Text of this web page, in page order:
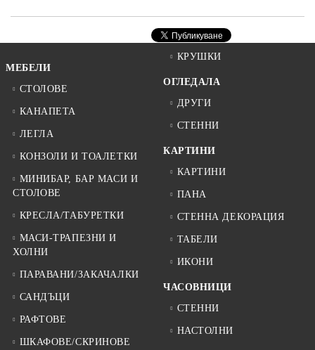
МЕБЕЛИ
СТОЛОВЕ
КАНАПЕТА
ЛЕГЛА
КОНЗОЛИ И ТОАЛЕТКИ
МИНИБАР, БАР МАСИ И
СТОЛОВЕ
КРЕСЛА/ТАБУРЕТКИ
МАСИ-ТРАПЕЗНИ И
ХОЛНИ
ПАРАВАНИ/ЗАКАЧАЛКИ
САНДЪЦИ
РАФТОВЕ
ШКАФОВЕ/СКРИНОВЕ
КРУШКИ
ОГЛЕДАЛА
ДРУГИ
СТЕННИ
КАРТИНИ
КАРТИНИ
ПАНА
СТЕННА ДЕКОРАЦИЯ
ТАБЕЛИ
ИКОНИ
ЧАСОВНИЦИ
СТЕННИ
НАСТОЛНИ